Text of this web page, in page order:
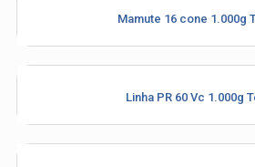
Industria e
Mamute 16 cone 1.000g
Linha PR 60 Vc 1.000g